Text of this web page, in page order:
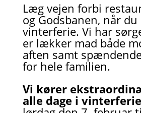
Læg vejen forbi
og Godsbanen, når
vinterferie. Vi har
er lækker mad både
aften samt
for hele familien.
Vi kører
alle dage i